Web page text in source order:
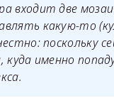
входит две
какую-то
поскольку
куда именно